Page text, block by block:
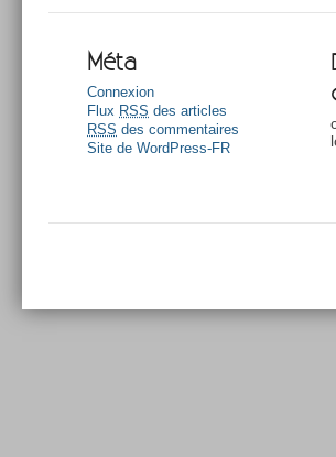
Méta
Connexion
Flux RSS des articles
RSS des commentaires
Site de WordPress-FR